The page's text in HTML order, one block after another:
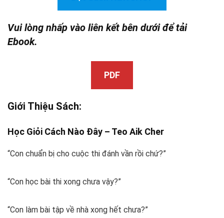
Vui lòng nhấp vào liên kết bên dưới để tải
Ebook.
PDF
Giới Thiệu Sách:
Học Giỏi Cách Nào Đây – Teo Aik Cher
“Con chuẩn bị cho cuộc thi đánh vần rồi chứ?”
“Con học bài thi xong chưa vậy?”
“Con làm bài tập về nhà xong hết chưa?”